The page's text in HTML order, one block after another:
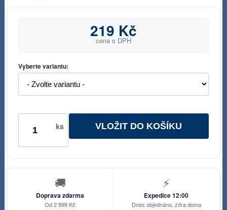
219 Kč
cena s DPH
Vyberte variantu:
ks VLOŽIT DO KOŠÍKU
🚚
Doprava zdarma
Od 2 999 Kč
⚡
Expedice 12:00
Dnes objednáno, zítra doma